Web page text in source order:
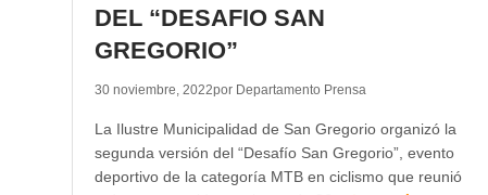
DEL “DESAFIO SAN
GREGORIO”
30 noviembre, 2022por Departamento Prensa
La Ilustre Municipalidad de San Gregorio organizó la
segunda versión del “Desafío San Gregorio”, evento
deportivo de la categoría MTB en ciclismo que reunió